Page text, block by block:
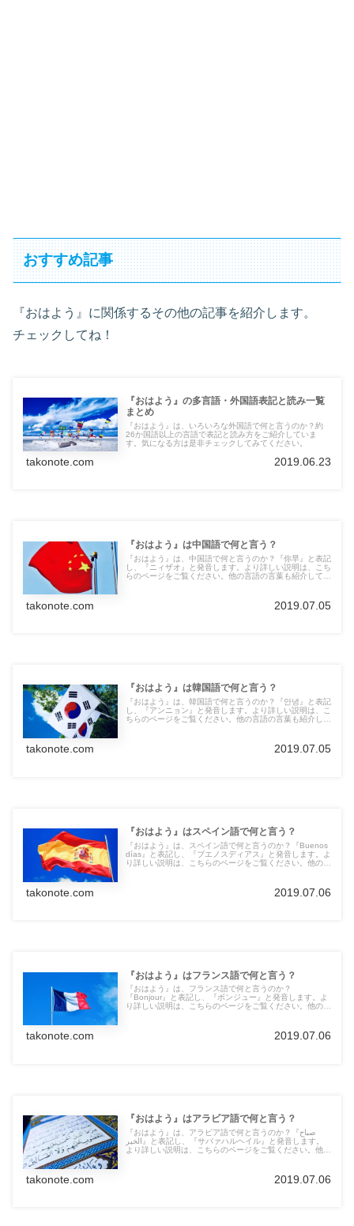
おすすめ記事
『おはよう』に関係するその他の記事を紹介します。
チェックしてね！
『おはよう』の多言語・外国語表記と読み一覧
まとめ
『おはよう』は、いろいろな外国語で何と言うのか？約
26か国語以上の言語で表記と読み方をご紹介していま
す。気になる方は是非チェックしてみてください。
takonote.com 2019.06.23
『おはよう』は中国語で何と言う？
『おはよう』は、中国語で何と言うのか？『你早』と表記
し、『ニィザオ』と発音します。より詳しい説明は、こち
らのページをご覧ください。他の言語の言葉も紹介してい
takonote.com 2019.07.05
『おはよう』は韓国語で何と言う？
『おはよう』は、韓国語で何と言うのか？『안녕』と表記
し、『アンニョン』と発音します。より詳しい説明は、こ
ちらのページをご覧ください。他の言語の言葉も紹介して
takonote.com 2019.07.05
『おはよう』はスペイン語で何と言う？
『おはよう』は、スペイン語で何と言うのか？『Buenos
días』と表記し、『ブエノスディアス』と発音します。よ
り詳しい説明は、こちらのページをご覧ください。他の言
takonote.com 2019.07.06
『おはよう』はフランス語で何と言う？
『おはよう』は、フランス語で何と言うのか？
『Bonjour』と表記し、『ボンジュー』と発音します。よ
り詳しい説明は、こちらのページをご覧ください。他の言
takonote.com 2019.07.06
『おはよう』はアラビア語で何と言う？
『おはよう』は、アラビア語で何と言うのか？『صباح
الخير』と表記し、『サバァハルヘイル』と発音します。
より詳しい説明は、こちらのページをご覧ください。他の
takonote.com 2019.07.06